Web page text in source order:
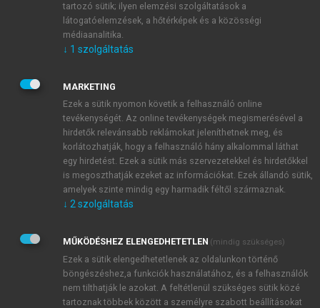
JELSZÓ
JELSZÓ ÚJRA
Kérek értesítést a MeRSZ újdonságairól, akcióiról.
Kérek értesítést az Akadémiai Kiadó Zrt. újdonságairól,
Adatkezelési tájékoztatóbanfoglaltakat tudomásul
veszem és elfogadom.
Általános vásárlási feltételeket, valamint a szotar.netés a
mersz.huoldalak licencszerződéseiben foglaltakat
tudomásul veszem és elfogadom.
tartozó sütik; ilyen elemzési szolgáltatások a
látogatóelemzések, a hőtérképek és a közösségi
médiaanalitika.
↓ 1 szolgáltatás
MARKETING
Ezek a sütik nyomon követik a felhasználó online
tevékenységét. Az online tevékenységek megismerésével a
hirdetők relevánsabb reklámokat jeleníthetnek meg, és
korlátozhatják, hogy a felhasználó hány alkalommal láthat
egy hirdetést. Ezek a sütik más szervezetekkel és hirdetőkkel
is megoszthatják ezeket az információkat. Ezek állandó sütik,
amelyek szinte mindig egy harmadik féltől származnak.
↓ 2 szolgáltatás
MŰKÖDÉSHEZ ELENGEDHETETLEN (mindig szükséges)
Ezek a sütik elengedhetetlenek az oldalunkon történő
böngészéshez,a funkciók használatához, és a felhasználók
nem tilthatják le azokat. A feltétlenül szükséges sütik közé
tartoznak többek között a személyre szabott beállításokat